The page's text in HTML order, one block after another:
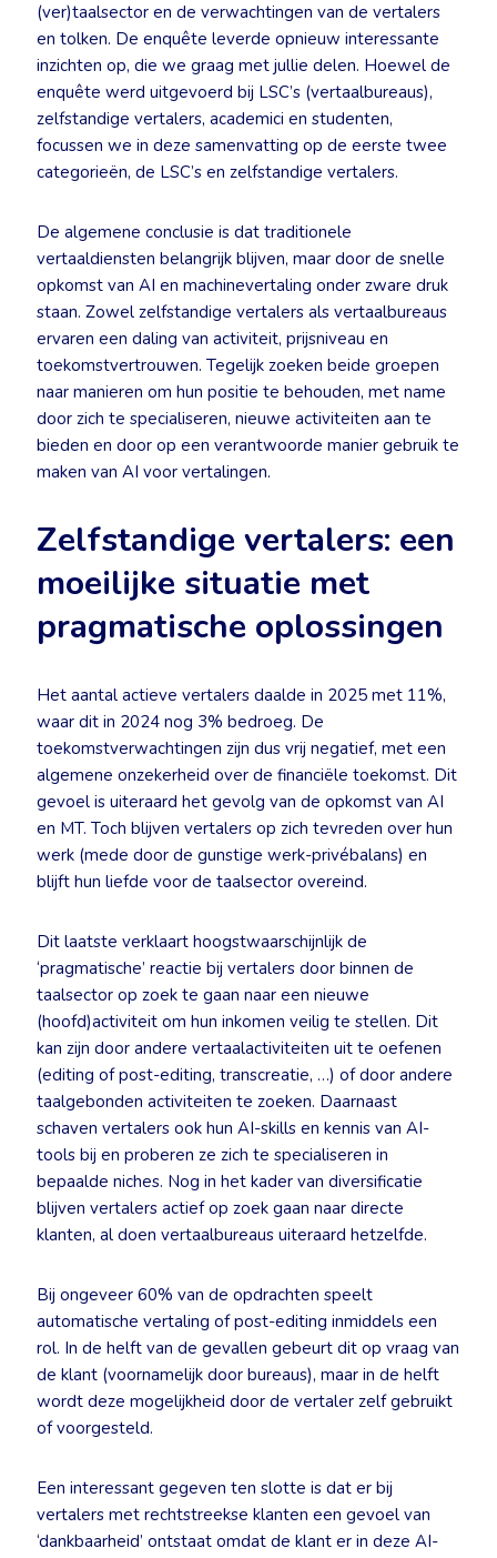
(ver)taalsector en de verwachtingen van de vertalers
en tolken. De enquête leverde opnieuw interessante
inzichten op, die we graag met jullie delen. Hoewel de
enquête werd uitgevoerd bij LSC’s (vertaalbureaus),
zelfstandige vertalers, academici en studenten,
focussen we in deze samenvatting op de eerste twee
categorieën, de LSC’s en zelfstandige vertalers.
De algemene conclusie is dat traditionele
vertaaldiensten belangrijk blijven, maar door de snelle
opkomst van AI en machinevertaling onder zware druk
staan. Zowel zelfstandige vertalers als vertaalbureaus
ervaren een daling van activiteit, prijsniveau en
toekomstvertrouwen. Tegelijk zoeken beide groepen
naar manieren om hun positie te behouden, met name
door zich te specialiseren, nieuwe activiteiten aan te
bieden en door op een verantwoorde manier gebruik te
maken van AI voor vertalingen.
Zelfstandige vertalers: een
moeilijke situatie met
pragmatische oplossingen
Het aantal actieve vertalers daalde in 2025 met 11%,
waar dit in 2024 nog 3% bedroeg. De
toekomstverwachtingen zijn dus vrij negatief, met een
algemene onzekerheid over de financiële toekomst. Dit
gevoel is uiteraard het gevolg van de opkomst van AI
en MT. Toch blijven vertalers op zich tevreden over hun
werk (mede door de gunstige werk-privébalans) en
blijft hun liefde voor de taalsector overeind.
Dit laatste verklaart hoogstwaarschijnlijk de
‘pragmatische’ reactie bij vertalers door binnen de
taalsector op zoek te gaan naar een nieuwe
(hoofd)activiteit om hun inkomen veilig te stellen. Dit
kan zijn door andere vertaalactiviteiten uit te oefenen
(editing of post-editing, transcreatie, …) of door andere
taalgebonden activiteiten te zoeken. Daarnaast
schaven vertalers ook hun AI-skills en kennis van AI-
tools bij en proberen ze zich te specialiseren in
bepaalde niches. Nog in het kader van diversificatie
blijven vertalers actief op zoek gaan naar directe
klanten, al doen vertaalbureaus uiteraard hetzelfde.
Bij ongeveer 60% van de opdrachten speelt
automatische vertaling of post-editing inmiddels een
rol. In de helft van de gevallen gebeurt dit op vraag van
de klant (voornamelijk door bureaus), maar in de helft
wordt deze mogelijkheid door de vertaler zelf gebruikt
of voorgesteld.
Een interessant gegeven ten slotte is dat er bij
vertalers met rechtstreekse klanten een gevoel van
‘dankbaarheid’ ontstaat omdat de klant er in deze AI-